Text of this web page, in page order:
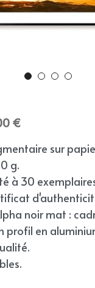
€
sur
g.
à 30
noir mat :
profil en